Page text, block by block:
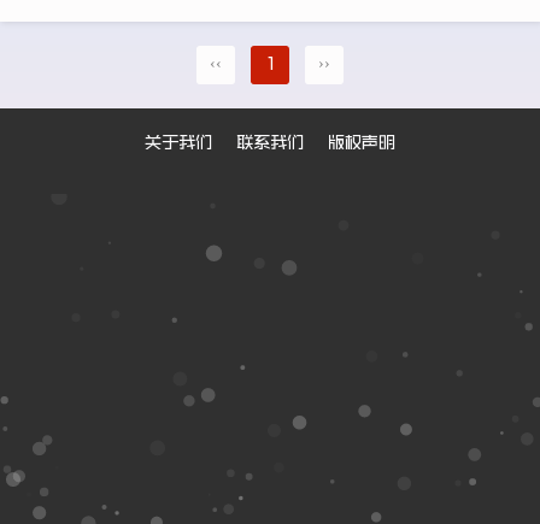
‹‹ 1 ››
关于我们 联系我们 版权声明